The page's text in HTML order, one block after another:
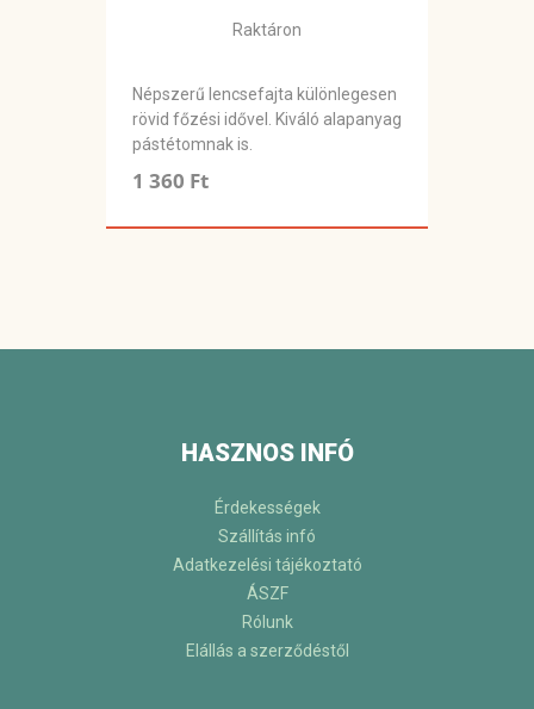
Raktáron
Népszerű lencsefajta különlegesen
rövid főzési idővel. Kiváló alapanyag
pástétomnak is.
1 360 Ft
HASZNOS INFÓ
Érdekességek
Szállítás infó
Adatkezelési tájékoztató
ÁSZF
Rólunk
Elállás a szerződéstől